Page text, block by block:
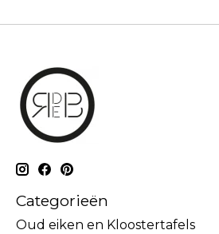
Categorieën
Oud eiken en Kloostertafels